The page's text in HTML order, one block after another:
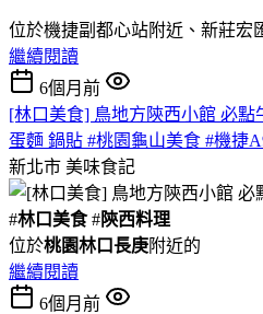
位於機捷副都心站附近、新莊宏
繼續閱讀
6個月前
[林口美食] 鳥地方陝西小館 必
蛋麵 鍋貼 #桃園龜山美食 #機捷
新北市 美味食記
#林口美食#陝西料理
位於桃園林口長庚附近的
繼續閱讀
6個月前